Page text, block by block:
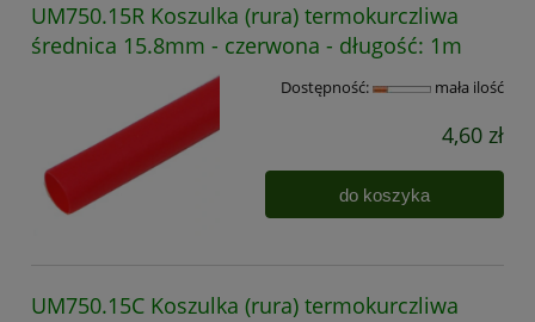
UM750.15R Koszulka (rura) termokurczliwa
średnica 15.8mm - czerwona - długość: 1m
Dostępność: mała ilość
4,60 zł
do koszyka
UM750.15C Koszulka (rura) termokurczliwa